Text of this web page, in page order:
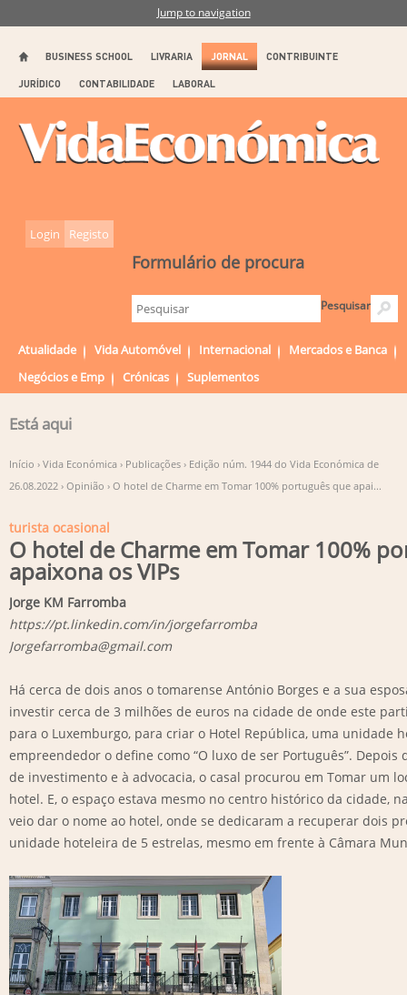
Jump to navigation
BUSINESS SCHOOL LIVRARIA JORNAL CONTRIBUINTE
JURÍDICO CONTABILIDADE LABORAL
Formulário de procura
Pesquisar
Login Registo
Atualidade Vida Automóvel Internacional
Mercados e Banca
Negócios e Emp
Crónicas Suplementos
Está aqui
Início › Vida Económica › Publicações › Edição núm. 1944 do Vida Económica de
26.08.2022 › Opinião › O hotel de Charme em Tomar 100% português que apai...
turista ocasional
O hotel de Charme em Tomar 100%
apaixona os VIPs
Jorge KM Farromba
https://pt.linkedin.com/in/jorgefarromba
Jorgefarromba@gmail.com
Há cerca de dois anos o tomarense António Borges e a sua
investir cerca de 3 milhões de euros na cidade de onde este
para o Luxemburgo, para criar o Hotel República, uma unidade
empreendedor o define como “O luxo de ser Português”.
de investimento e à advocacia, o casal procurou em Tomar um
hotel. E, o espaço estava mesmo no centro histórico da cidade,
veio dar o nome ao hotel, onde se dedicaram a recuperar dois
unidade hoteleira de 5 estrelas, mesmo em frente à Câmara